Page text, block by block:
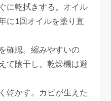
に乾拭きする。オイル
に1回オイルを塗り直
確認。縮みやすいの
て陰干し。乾燥機は避
乾かす。カビが生えた